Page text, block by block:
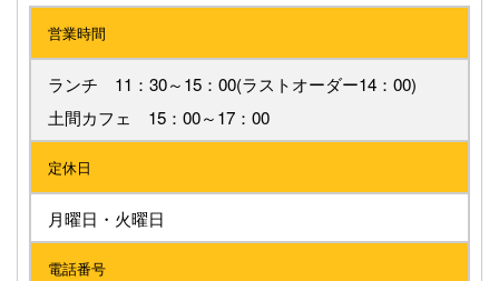
営業時間
ランチ 11：30～15：00(ラストオーダー14：00)
土間カフェ 15：00～17：00
定休日
月曜日・火曜日
電話番号